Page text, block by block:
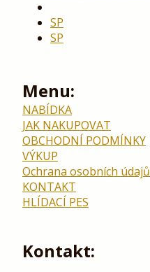
SP
SP
Menu:
NABÍDKA
JAK NAKUPOVAT
OBCHODNÍ PODMÍNKY
VÝKUP
Ochrana osobních údajů
KONTAKT
HLÍDACÍ PES
Kontakt: